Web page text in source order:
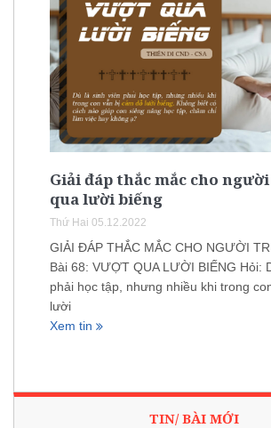
Giải đáp thắc mắc cho
qua lười biếng
Thứ Hai 05.12.2022
GIẢI ĐÁP THẮC MẮC CHO NGƯỜI
Bài 68: VƯỢT QUA LƯỜI BIẾNG Hỏi:
phải học tập, nhưng nhiều khi trong
lười
Xem tin
TIN/ BÀI MỚI